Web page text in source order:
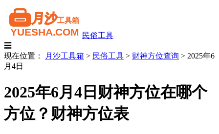
民俗工具
☰
现在位置：
月沙工具箱 > 民俗工具 > 财神方位查询 > 2025年6
月4日
2025年6月4日财神方位在哪个
方位？财神方位表